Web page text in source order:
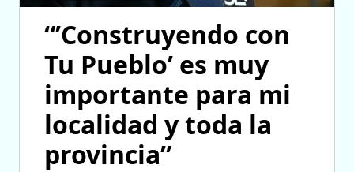
“’Construyendo con
Tu Pueblo’ es muy
importante para mi
localidad y toda la
provincia”